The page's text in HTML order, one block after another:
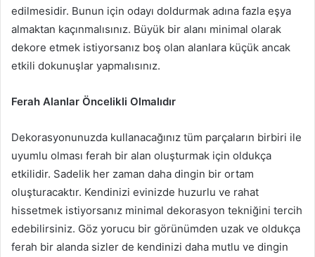
edilmesidir. Bunun için odayı doldurmak adına fazla eşya
almaktan kaçınmalısınız. Büyük bir alanı minimal olarak
dekore etmek istiyorsanız boş olan alanlara küçük ancak
etkili dokunuşlar yapmalısınız.
Ferah Alanlar Öncelikli Olmalıdır
Dekorasyonunuzda kullanacağınız tüm parçaların birbiri ile
uyumlu olması ferah bir alan oluşturmak için oldukça
etkilidir. Sadelik her zaman daha dingin bir ortam
oluşturacaktır. Kendinizi evinizde huzurlu ve rahat
hissetmek istiyorsanız minimal dekorasyon tekniğini tercih
edebilirsiniz. Göz yorucu bir görünümden uzak ve oldukça
ferah bir alanda sizler de kendinizi daha mutlu ve dingin